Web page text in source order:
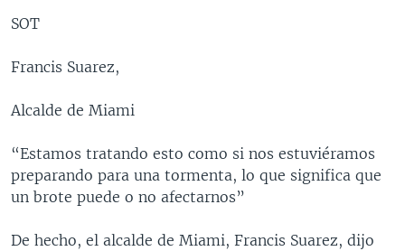
LAS CLAVES
PANORAMA
BUENOS DÍAS AMÉRICA
ESTADOS UNIDOS AL DÍA
FORO [RADIO]
DEPORTIVO INTERNACIONAL
NOTA ECONÓMICA
SOT
Francis Suarez,
Alcalde de Miami
“Estamos tratando esto como si nos estuviéramos
preparando para una tormenta, lo que significa que
un brote puede o no afectarnos”
De hecho, el alcalde de Miami, Francis Suarez, dijo